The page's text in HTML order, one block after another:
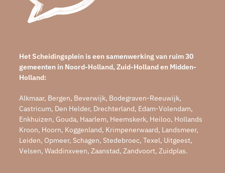
Het Scheidingsplein is een samenwerking van ruim 30
gemeenten in Noord-Holland, Zuid-Holland en Midden-
Holland:
Alkmaar, Bergen, Beverwijk, Bodegraven-Reeuwijk,
Castricum, Den Helder, Drechterland, Edam-Volendam,
Enkhuizen, Gouda, Haarlem, Heemskerk, Heiloo, Hollands
Kroon, Hoorn, Koggenland, Krimpenerwaard, Landsmeer,
Leiden, Opmeer, Schagen, Stedebroec, Texel, Uitgeest,
Velsen, Waddinxveen, Zaanstad, Zandvoort, Zuidplas.